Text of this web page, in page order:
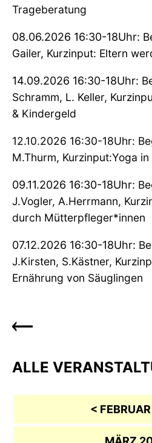
Trageberatung
08.06.2026 16:30-18Uhr:
Gailer, Kurzinput: Eltern
14.09.2026 16:30-18Uhr:
Schramm, L. Keller,
& Kindergeld
12.10.2026 16:30-18Uhr:
M.Thurm, Kurzinput:Yoga
09.11.2026 16:30-18Uhr:
J.Vogler, A.Herrmann,
durch Mütterpfleger*innen
07.12.2026 16:30-18Uhr:
J.Kirsten, S.Kästner,
Ernährung von Säuglingen
ALLE
<